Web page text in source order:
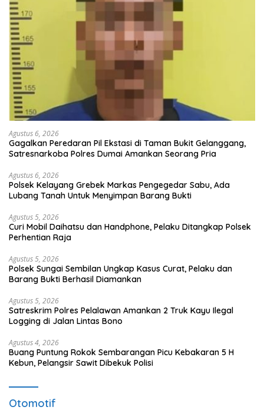
Agustus 6, 2026
Gagalkan Peredaran Pil Ekstasi di Taman Bukit Gelanggang,
Satresnarkoba Polres Dumai Amankan Seorang Pria
Agustus 6, 2026
Polsek Kelayang Grebek Markas Pengegedar Sabu, Ada
Lubang Tanah Untuk Menyimpan Barang Bukti
Agustus 5, 2026
Curi Mobil Daihatsu dan Handphone, Pelaku Ditangkap Polsek
Perhentian Raja
Agustus 5, 2026
Polsek Sungai Sembilan Ungkap Kasus Curat, Pelaku dan
Barang Bukti Berhasil Diamankan
Agustus 5, 2026
Satreskrim Polres Pelalawan Amankan 2 Truk Kayu Ilegal
Logging di Jalan Lintas Bono
Agustus 4, 2026
Buang Puntung Rokok Sembarangan Picu Kebakaran 5 H
Kebun, Pelangsir Sawit Dibekuk Polisi
Otomotif